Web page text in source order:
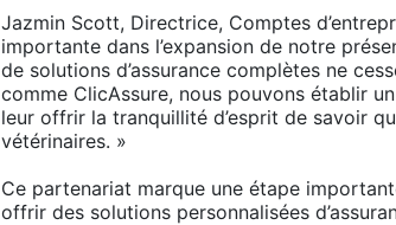
Jazmin Scott, Directrice, Comptes
importante dans l’expansion de notre
de solutions d’assurance complètes ne
comme ClicAssure, nous pouvons établir
leur offrir la tranquillité d’esprit de savoir
vétérinaires. »
Ce partenariat marque une étape
offrir des solutions personnalisées